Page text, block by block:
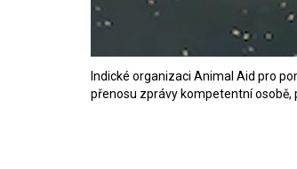
Indické organizaci Animal Aid pro
přenosu zprávy kompetentní osobě,